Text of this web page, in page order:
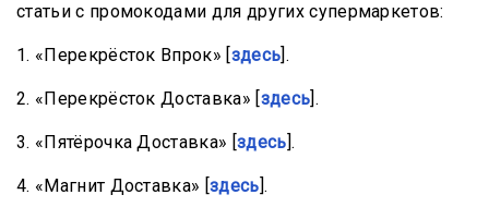
статьи с промокодами для других супермаркетов:
1. «Перекрёсток Впрок» [ здесь ].
2. «Перекрёсток Доставка» [ здесь ].
3. «Пятёрочка Доставка» [ здесь ].
4. «Магнит Доставка» [здесь ].